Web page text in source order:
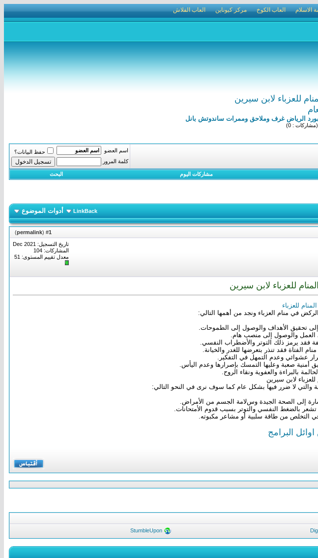
الاسلام العاب الكوخ مركز كيوناين العاب الفلاش
للعزباء لابن سيرين
: 0)
اسم العضو
حفظ البيانات؟
كلمة المرور
مشاركات اليوم البحث
LinkBack أدوات الموضوع
1
(
permalink
)
تاريخ التسجيل: Dec 2021
المشاركات: 104
معدل تقييم المستوى: 51
للعزباء لابن سيرين
للعزباء
في منام العزباء ونجد من أهمها التالي:
تحقيق الأهداف والوصول إلى الطموحات.
العمل والوصول إلى منصب هام.
فقد يرمز ذلك التوتر والأضطراب النفسي.
الفتاة فقد تنذر بتعرضها للغدر والخيانة.
عشوائي وعدم التمهل في التفكير.
صعبة وعليها التمسك بإصرارها وعدم اليأس.
بالبراءة والعفوية ونقاء الروح.
لابن سيرين
والتي ﻻ ضرر فيها بشكل عام كما سوف نرى في النحو التالي:
إلى الصحة الجيدة وسﻻمة الجسم من الأمراض.
بالضغط النفسي والتوتر بسبب قدوم الأمتحانات.
التخلص من طاقة سلبية أو مشاعر مكبوته.
البرامج
StumbleUpon